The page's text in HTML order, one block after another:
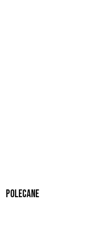
Polecane